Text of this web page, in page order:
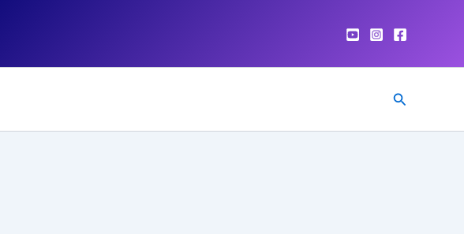
Pesquisar